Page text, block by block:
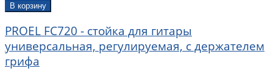
В корзину
PROEL FC720 - стойка для гитары
универсальная, регулируемая, с держателем
грифа